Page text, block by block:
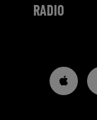
RADIO